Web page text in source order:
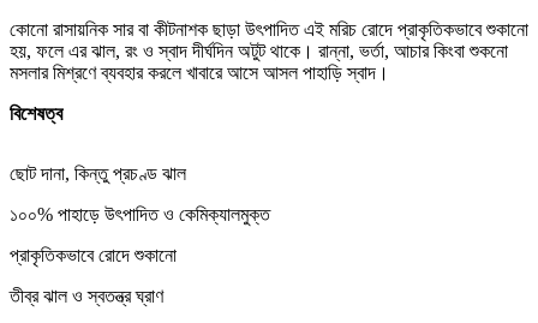
কোনো রাসায়নিক সার বা কীটনাশক ছাড়া উৎপাদিত এই মরিচ রোদে প্রাকৃতিকভাবে শুকানো
হয়, ফলে এর ঝাল, রং ও স্বাদ দীর্ঘদিন অটুট থাকে। রান্না, ভর্তা, আচার কিংবা শুকনো
মসলার মিশ্রণে ব্যবহার করলে খাবারে আসে আসল পাহাড়ি স্বাদ।
বিশেষত্ব
ছোট দানা, কিন্তু প্রচণ্ড ঝাল
১০০% পাহাড়ে উৎপাদিত ও কেমিক্যালমুক্ত
প্রাকৃতিকভাবে রোদে শুকানো
তীব্র ঝাল ও স্বতন্ত্র ঘ্রাণ